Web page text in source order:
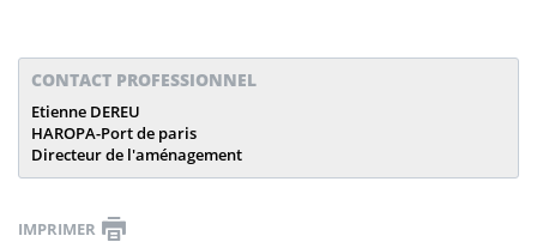
CONTACT PROFESSIONNEL
Etienne DEREU
HAROPA-Port de paris
Directeur de l'aménagement
IMPRIMER